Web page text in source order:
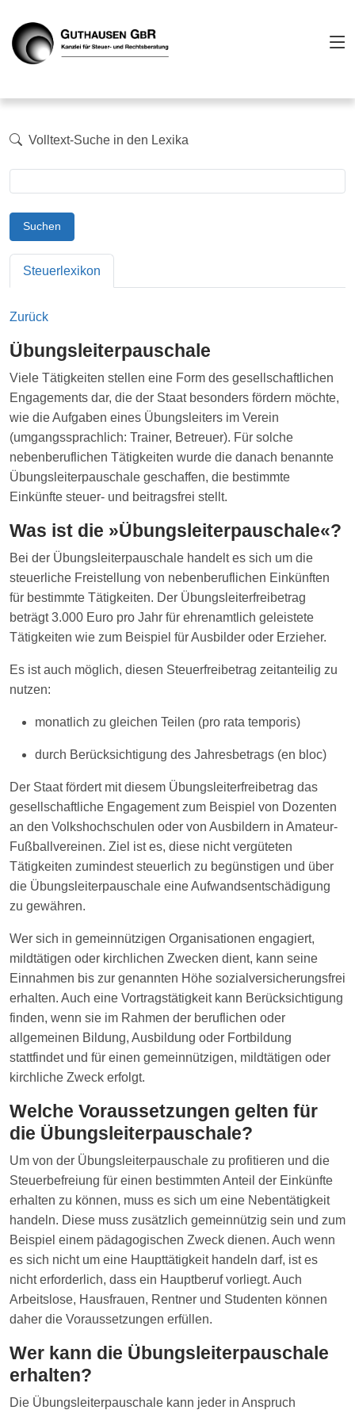
Volltext-Suche in den Lexika
Suchen
Steuerlexikon
Zurück
Übungsleiterpauschale
Viele Tätigkeiten stellen eine Form des gesellschaftlichen
Engagements dar, die der Staat besonders fördern möchte,
wie die Aufgaben eines Übungsleiters im Verein
(umgangssprachlich: Trainer, Betreuer). Für solche
nebenberuflichen Tätigkeiten wurde die danach benannte
Übungsleiterpauschale geschaffen, die bestimmte
Einkünfte steuer- und beitragsfrei stellt.
Was ist die »Übungsleiterpauschale«?
Bei der Übungsleiterpauschale handelt es sich um die
steuerliche Freistellung von nebenberuflichen Einkünften
für bestimmte Tätigkeiten. Der Übungsleiterfreibetrag
beträgt 3.000 Euro pro Jahr für ehrenamtlich geleistete
Tätigkeiten wie zum Beispiel für Ausbilder oder Erzieher.
Es ist auch möglich, diesen Steuerfreibetrag zeitanteilig zu
nutzen:
monatlich zu gleichen Teilen (pro rata temporis)
durch Berücksichtigung des Jahresbetrags (en bloc)
Der Staat fördert mit diesem Übungsleiterfreibetrag das
gesellschaftliche Engagement zum Beispiel von Dozenten
an den Volkshochschulen oder von Ausbildern in Amateur-
Fußballvereinen. Ziel ist es, diese nicht vergüteten
Tätigkeiten zumindest steuerlich zu begünstigen und über
die Übungsleiterpauschale eine Aufwandsentschädigung
zu gewähren.
Wer sich in gemeinnützigen Organisationen engagiert,
mildtätigen oder kirchlichen Zwecken dient, kann seine
Einnahmen bis zur genannten Höhe sozialversicherungsfrei
erhalten. Auch eine Vortragstätigkeit kann Berücksichtigung
finden, wenn sie im Rahmen der beruflichen oder
allgemeinen Bildung, Ausbildung oder Fortbildung
stattfindet und für einen gemeinnützigen, mildtätigen oder
kirchliche Zweck erfolgt.
Welche Voraussetzungen gelten für
die Übungsleiterpauschale?
Um von der Übungsleiterpauschale zu profitieren und die
Steuerbefreiung für einen bestimmten Anteil der Einkünfte
erhalten zu können, muss es sich um eine Nebentätigkeit
handeln. Diese muss zusätzlich gemeinnützig sein und zum
Beispiel einem pädagogischen Zweck dienen. Auch wenn
es sich nicht um eine Haupttätigkeit handeln darf, ist es
nicht erforderlich, dass ein Hauptberuf vorliegt. Auch
Arbeitslose, Hausfrauen, Rentner und Studenten können
daher die Voraussetzungen erfüllen.
Wer kann die Übungsleiterpauschale
erhalten?
Die Übungsleiterpauschale kann jeder in Anspruch